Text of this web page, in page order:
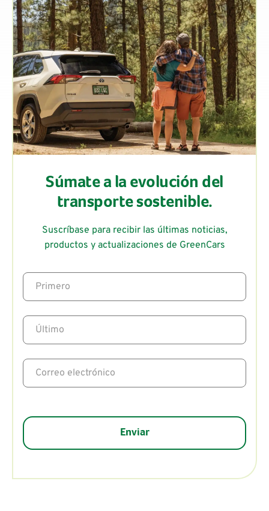
Súmate a la evolución del
transporte sostenible.
Suscríbase para recibir las últimas noticias,
productos y actualizaciones de GreenCars